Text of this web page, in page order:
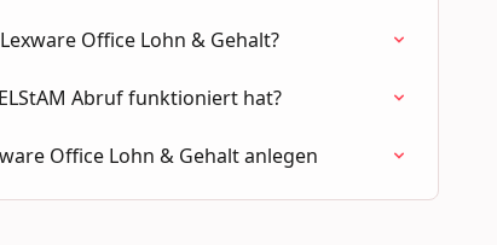
Office Lohn & Gehalt?
Abruf funktioniert hat?
Office Lohn & Gehalt anlegen